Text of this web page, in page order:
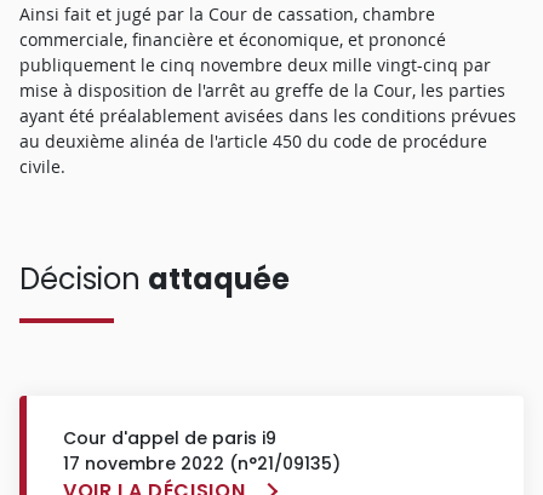
Ainsi fait et jugé par la Cour de cassation, chambre
commerciale, financière et économique, et prononcé
publiquement le cinq novembre deux mille vingt-cinq par
mise à disposition de l'arrêt au greffe de la Cour, les parties
ayant été préalablement avisées dans les conditions prévues
au deuxième alinéa de l'article 450 du code de procédure
civile.
Décision attaquée
Cour d'appel de paris i9
17 novembre 2022 (n°21/09135)